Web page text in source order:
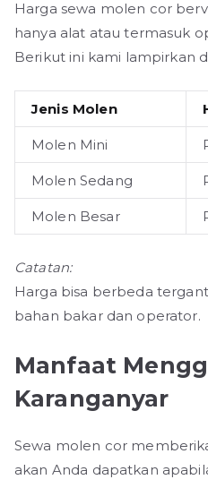
Harga sewa molen cor
hanya alat atau termasuk
Berikut ini kami lampirkan
Jenis Molen
Molen Mini
Molen Sedang
Molen Besar
Catatan:
Harga bisa berbeda
bahan bakar dan operator.
Manfaat
Karanganyar
Sewa molen cor
akan Anda dapatkan